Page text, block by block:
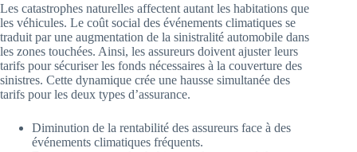
Les catastrophes naturelles affectent autant les habitations que
les véhicules. Le coût social des événements climatiques se
traduit par une augmentation de la sinistralité automobile dans
les zones touchées. Ainsi, les assureurs doivent ajuster leurs
tarifs pour sécuriser les fonds nécessaires à la couverture des
sinistres. Cette dynamique crée une hausse simultanée des
tarifs pour les deux types d’assurance.
Diminution de la rentabilité des assureurs face à des
événements climatiques fréquents.